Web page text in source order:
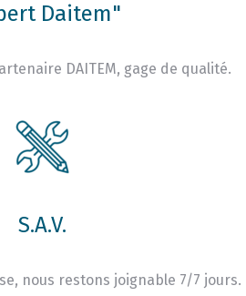
Daitem"
DAITEM, gage de qualité.
S.A.V.
nous restons joignable 7/7 jours.